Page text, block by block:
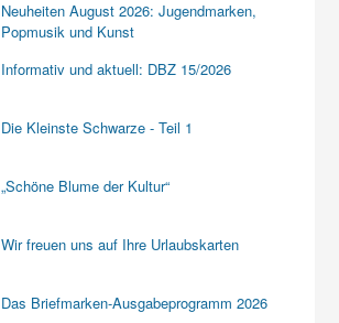
Neuheiten August 2026: Jugendmarken,
Popmusik und Kunst
Informativ und aktuell: DBZ 15/2026
Die Kleinste Schwarze - Teil 1
„Schöne Blume der Kultur“
Wir freuen uns auf Ihre Urlaubskarten
Das Briefmarken-Ausgabeprogramm 2026